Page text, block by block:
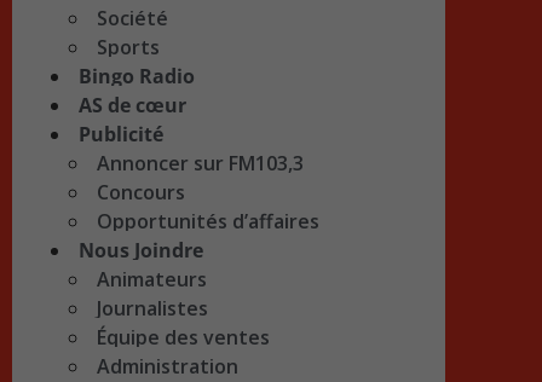
Société
Sports
Bingo Radio
AS de cœur
Publicité
Annoncer sur FM103,3
Concours
Opportunités d’affaires
Nous Joindre
Animateurs
Journalistes
Équipe des ventes
Administration